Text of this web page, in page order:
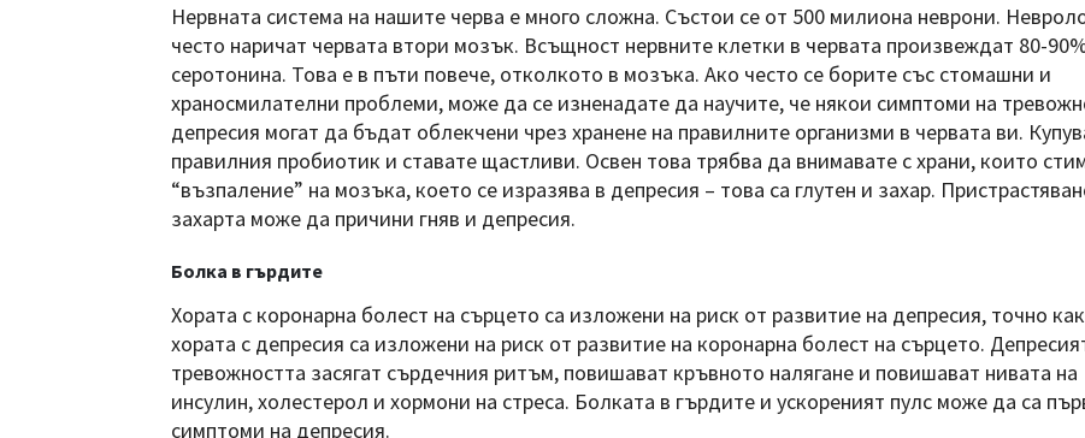
Нервната система на нашите черва е много сложна. Състои се от 500 милиона неврони.
често наричат червата втори мозък. Всъщност нервните клетки в червата произвеждат 80-
серотонина. Това е в пъти повече, отколкото в мозъка. Ако често се борите със стомашни и
храносмилателни проблеми, може да се изненадате да научите, че някои симптоми на
депресия могат да бъдат облекчени чрез хранене на правилните организми в червата ви.
правилния пробиотик и ставате щастливи. Освен това трябва да внимавате с храни, които
“възпаление” на мозъка, което се изразява в депресия – това са глутен и захар.
захарта може да причини гняв и депресия.
Болка в гърдите
Хората с коронарна болест на сърцето са изложени на риск от развитие на депресия, точно
хората с депресия са изложени на риск от развитие на коронарна болест на сърцето.
тревожността засягат сърдечния ритъм, повишават кръвното налягане и повишават нивата на
инсулин, холестерол и хормони на стреса. Болката в гърдите и ускореният пулс може да са
симптоми на депресия.